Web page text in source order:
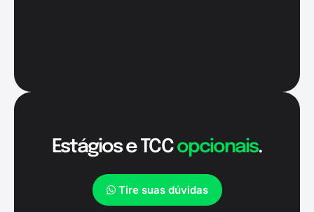
Estágios e TCCopcionais.
Tire suas dúvidas